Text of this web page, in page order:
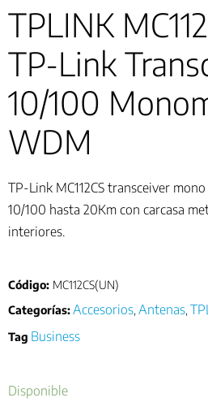
TPLINK
TP-Link
10/100
WDM
TP-Link MC112CS transceiver
10/100 hasta 20Km con carcasa
interiores.
Código: MC112CS(UN)
Categorías:Accesorios Antenas
Tag Business
Disponible